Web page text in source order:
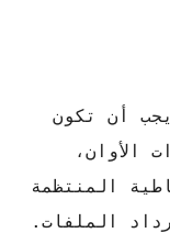
أن تكون
الأوان،
المنتظمة
الملفات.